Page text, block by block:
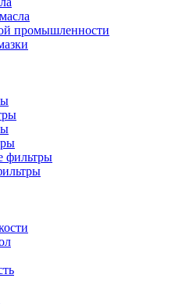
промышленности
фильтры